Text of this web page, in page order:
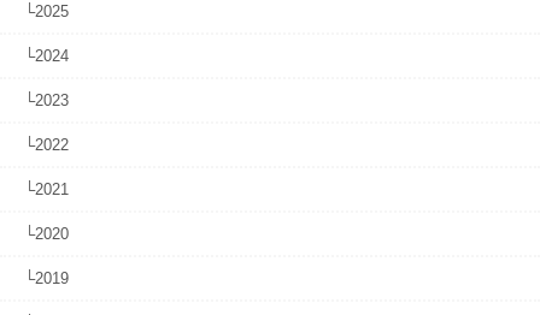
└2025
└2024
└2023
└2022
└2021
└2020
└2019